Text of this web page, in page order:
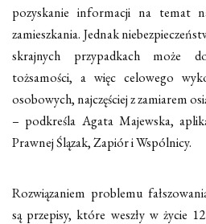
pozyskanie informacji na temat
zamieszkania. Jednak
skrajnych przypadkach może
tożsamości, a więc celowego
osobowych, najczęściej z zamiarem
– podkreśla Agata Majewska,
Prawnej Ślązak, Zapiór i Wspólnicy.
Rozwiązaniem problemu
są przepisy, które weszły w życie